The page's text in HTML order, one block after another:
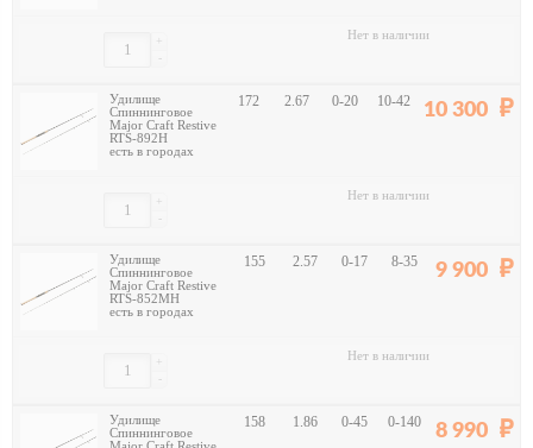
-
+ Нет в наличии
Удилище
Спиннинговое
Major Craft Restive
RTS-892H
есть в городах
172 2.67 0-20 10-42 10 300
-
+ Нет в наличии
Удилище
Спиннинговое
Major Craft Restive
RTS-852MH
есть в городах
155 2.57 0-17 8-35 9 900
-
+ Нет в наличии
Удилище
Спиннинговое
158 1.86 0-45 0-140 8 990